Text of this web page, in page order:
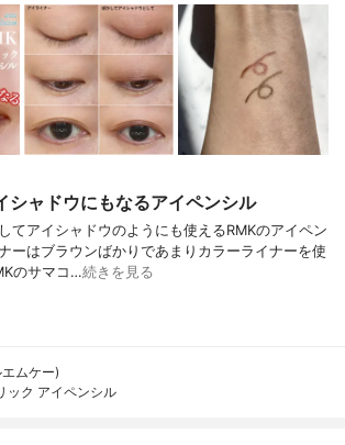
シャドウにもなるアイペンシル
てアイシャドウのようにも使えるRMKのアイペン
ーはブラウンばかりであまりカラーライナーを使
のサマコ…続きを見る
ムケー)
ック アイペンシル